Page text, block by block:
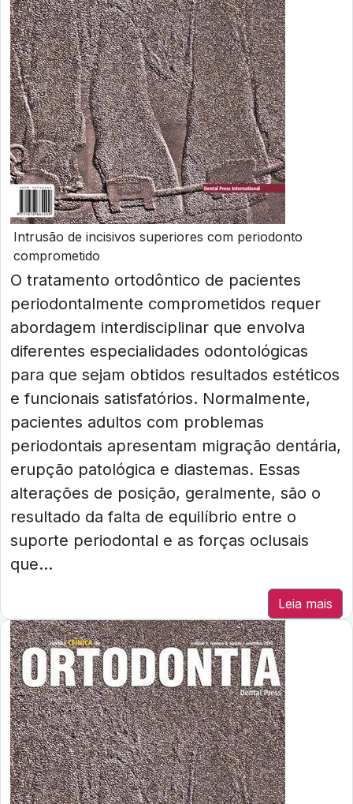
Intrusão de incisivos superiores com periodonto
comprometido
O tratamento ortodôntico de pacientes
periodontalmente comprometidos requer
abordagem interdisciplinar que envolva
diferentes especialidades odontológicas
para que sejam obtidos resultados estéticos
e funcionais satisfatórios. Normalmente,
pacientes adultos com problemas
periodontais apresentam migração dentária,
erupção patológica e diastemas. Essas
alterações de posição, geralmente, são o
resultado da falta de equilíbrio entre o
suporte periodontal e as forças oclusais
que...
Leia mais